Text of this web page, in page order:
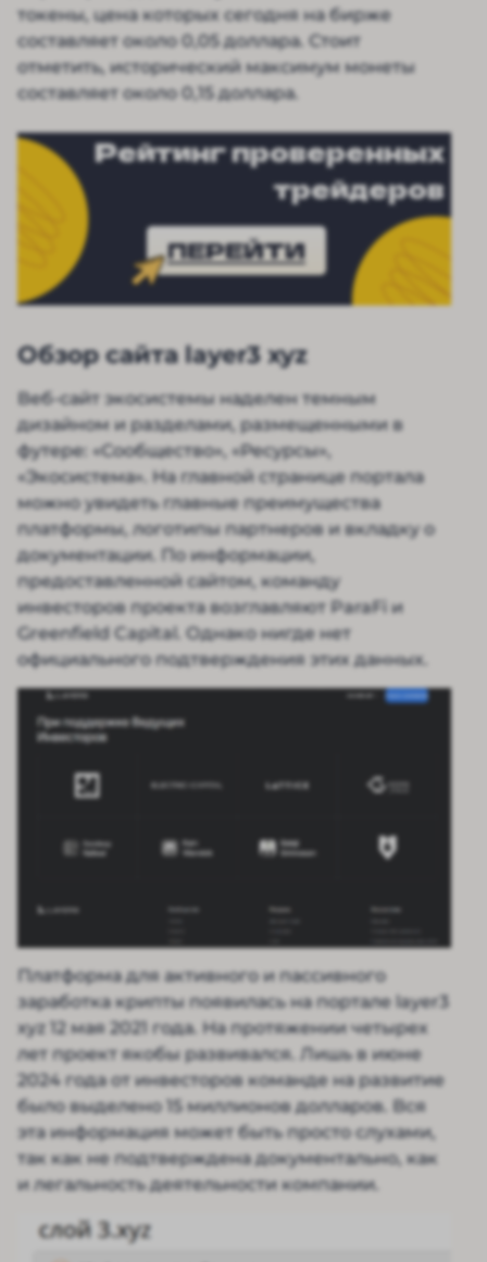
токены, цена которых сегодня на бирже
составляет около 0,05 доллара. Стоит
отметить, исторический максимум монеты
составляет около 0,15 доллара.
Рейтинг проверенных
трейдеров
ПЕРЕЙТИ
Обзор сайта layer3 xyz
Веб-сайт экосистемы наделен темным
дизайном и разделами, размещенными в
футере: «Сообщество», «Ресурсы»,
«Экосистема». На главной странице портала
можно увидеть главные преимущества
платформы, логотипы партнеров и вкладку о
документации. По информации,
предоставленной сайтом, команду
инвесторов проекта возглавляют ParaFi и
Greenfield Capital. Однако нигде нет
официального подтверждения этих данных.
Платформа для активного и пассивного
заработка крипты появилась на портале layer3
xyz 12 мая 2021 года. На протяжении четырех
лет проект якобы развивался. Лишь в июне
2024 года от инвесторов команде на развитие
было выделено 15 миллионов долларов. Вся
эта информация может быть просто слухами,
так как не подтверждена документально, как
и легальность деятельности компании.